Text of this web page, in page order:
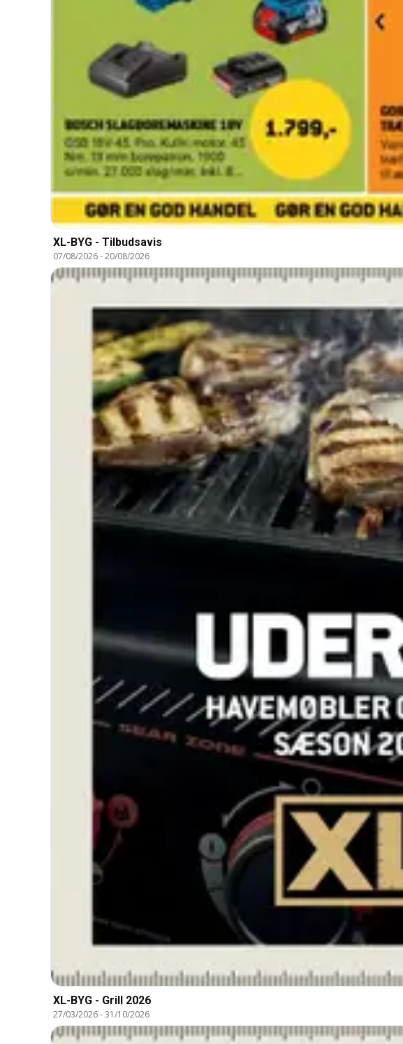
XL-BYG - Tilbudsavis
07/08/2026-20/08/2026
XL-BYG - Grill 2026
27/03/2026-31/10/2026